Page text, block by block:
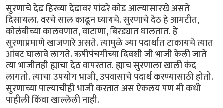
सुरणाचे देढ हिरव्या देढावर पांढरे कोड आल्यासारखे असते
दिसायला. वरचे साल काढून घ्यायचे. सुरणाचे देठ हे आमटीत,
कोलंबीच्या कालवणात, वाटाणा, बिरड्यात घालतात. हे
सुरणाप्रमाणे खाजणारे असते. त्यामुळे ज्या पदार्थात टाकायचे त्यात
आंबट घालावे लागते. ऋषीपंचमीच्या दिवशी जी भाजी केली जाते
त्या भाजीतही ह्याचा देठ वापरतात. ह्याच सुरणाला खाली कंद
लागतो. त्याचा उपयोग भाजी, उपवासाचे पदार्थ करण्यासाठी होतो.
सुरणाच्या पाल्याचीही भाजी करतात अस ऐकलय पण मी कधी
पाहीली किंवा खाल्लेली नाही.